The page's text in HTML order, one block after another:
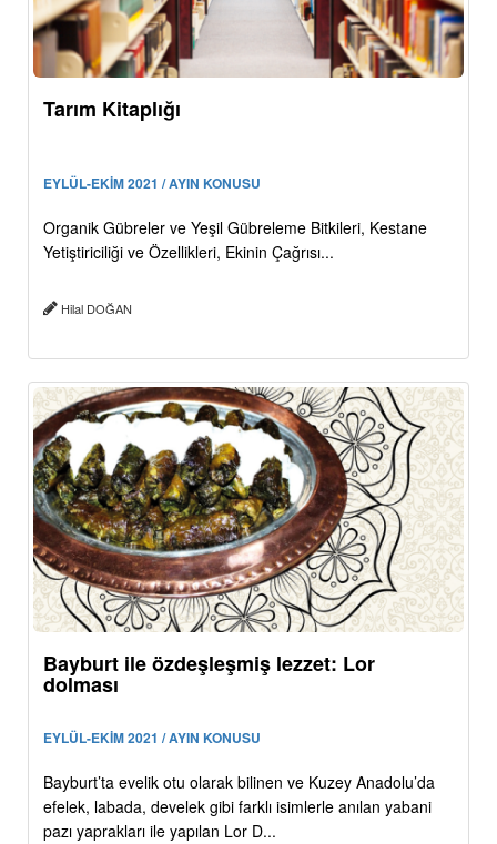
Tarım Kitaplığı
EYLÜL-EKİM 2021 / AYIN KONUSU
Organik Gübreler ve Yeşil Gübreleme Bitkileri, Kestane
Yetiştiriciliği ve Özellikleri, Ekinin Çağrısı...
Hilal DOĞAN
Bayburt ile özdeşleşmiş lezzet: Lor
dolması
EYLÜL-EKİM 2021 / AYIN KONUSU
Bayburt’ta evelik otu olarak bilinen ve Kuzey Anadolu’da
efelek, labada, develek gibi farklı isimlerle anılan yabani
pazı yaprakları ile yapılan Lor D...